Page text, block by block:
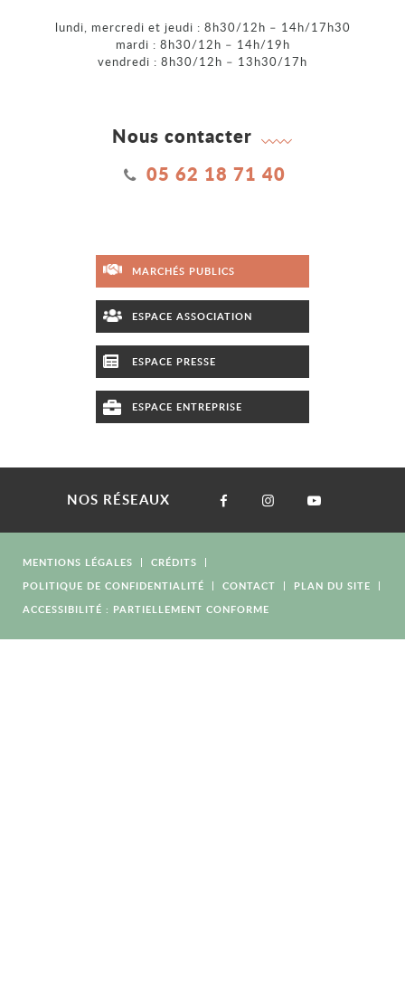
lundi, mercredi et jeudi : 8h30/12h – 14h/17h30
mardi : 8h30/12h – 14h/19h
vendredi : 8h30/12h – 13h30/17h
Nous contacter
05 62 18 71 40
MARCHÉS PUBLICS
ESPACE ASSOCIATION
ESPACE PRESSE
ESPACE ENTREPRISE
NOS RÉSEAUX
MENTIONS LÉGALES
CRÉDITS
POLITIQUE DE CONFIDENTIALITÉ
CONTACT
PLAN DU SITE
ACCESSIBILITÉ : PARTIELLEMENT CONFORME